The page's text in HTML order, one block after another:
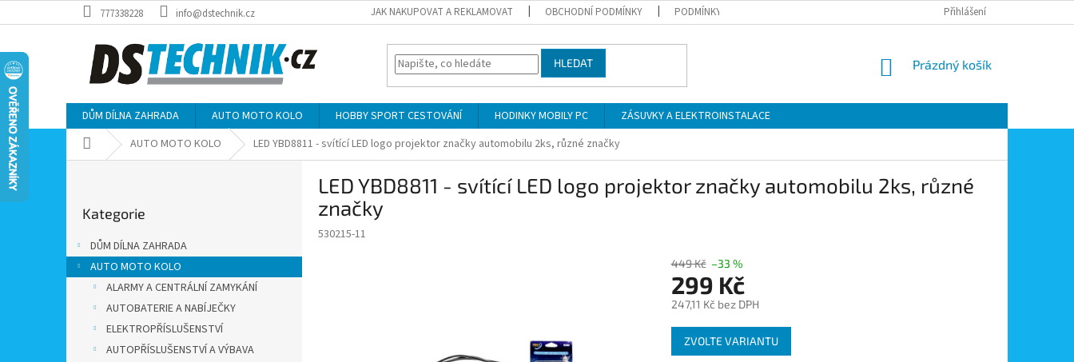
na
777338228 info@dstechnik.cz JAK NAKUPOVAT A REKLAMOVAT OBCHODNÍ PODMÍNKY PODMÍNKY OCHRANY OSOBNÍCH ÚDAJŮ MOJE OBJEDNÁVKA
Přihlášení
HLEDAT
NÁKUPNÍ
Prázdný košík
DŮM DÍLNA ZAHRADA AUTO MOTO KOLO HOBBY SPORT CESTOVÁNÍ HODINKY MOBILY PC
ZÁSUVKY A ELEKTROINSTALACE
Domů AUTO MOTO KOLO LED YBD8811 - svítící LED logo projektor značky automobilu 2ks, různé značky
a
n
kategorie
Kategorie
DŮM DÍLNA ZAHRADA
AUTO MOTO KOLO
ALARMY A CENTRÁLNÍ ZAMYKÁNÍ
AUTOBATERIE A NABÍJEČKY
ELEKTROPŘÍSLUŠENSTVÍ
AUTOPŘÍSLUŠENSTVÍ A VÝBAVA
LED YBD8811 - svítící LED logo projektor značky automobilu 2ks, různé
značky
530215-11
449 Kč –33 %
299 Kč
247,11 Kč bez DPH
Měrná
cena:
ZVOLTE VARIANTU